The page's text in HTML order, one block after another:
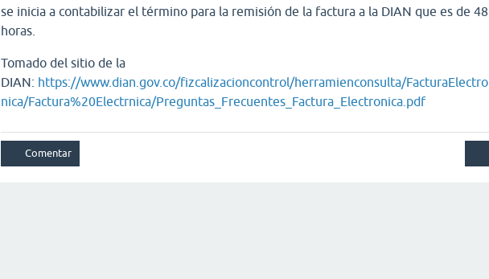
se inicia a contabilizar el término para la remisión de la factura a la DIAN que es de 48
horas.
Tomado del sitio de la
DIAN: https://www.dian.gov.co/fizcalizacioncontrol/herramienconsulta/FacturaElectro
nica/Factura%20Electrnica/Preguntas_Frecuentes_Factura_Electronica.pdf